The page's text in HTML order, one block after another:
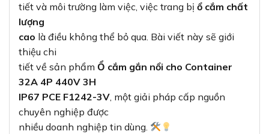
tiết và môi trường làm việc, việc trang bị ổ cắm chất
lượng
cao là điều không thể bỏ qua. Bài viết này sẽ giới
thiệu chi
tiết về sản phẩm Ổ cắm gắn nổi cho Container
32A 4P 440V 3H
IP67 PCE F1242-3V, một giải pháp cấp nguồn
chuyên nghiệp được
nhiều doanh nghiệp tin dùng.